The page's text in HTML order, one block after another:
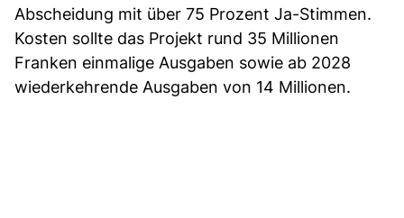
Abscheidung mit über 75 Prozent Ja-Stimmen.
Kosten sollte das Projekt rund 35 Millionen
Franken einmalige Ausgaben sowie ab 2028
wiederkehrende Ausgaben von 14 Millionen.